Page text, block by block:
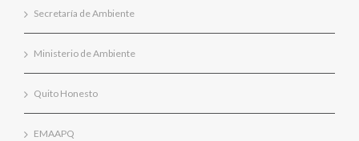
Secretaría de Ambiente
Ministerio de Ambiente
Quito Honesto
EMAAPQ